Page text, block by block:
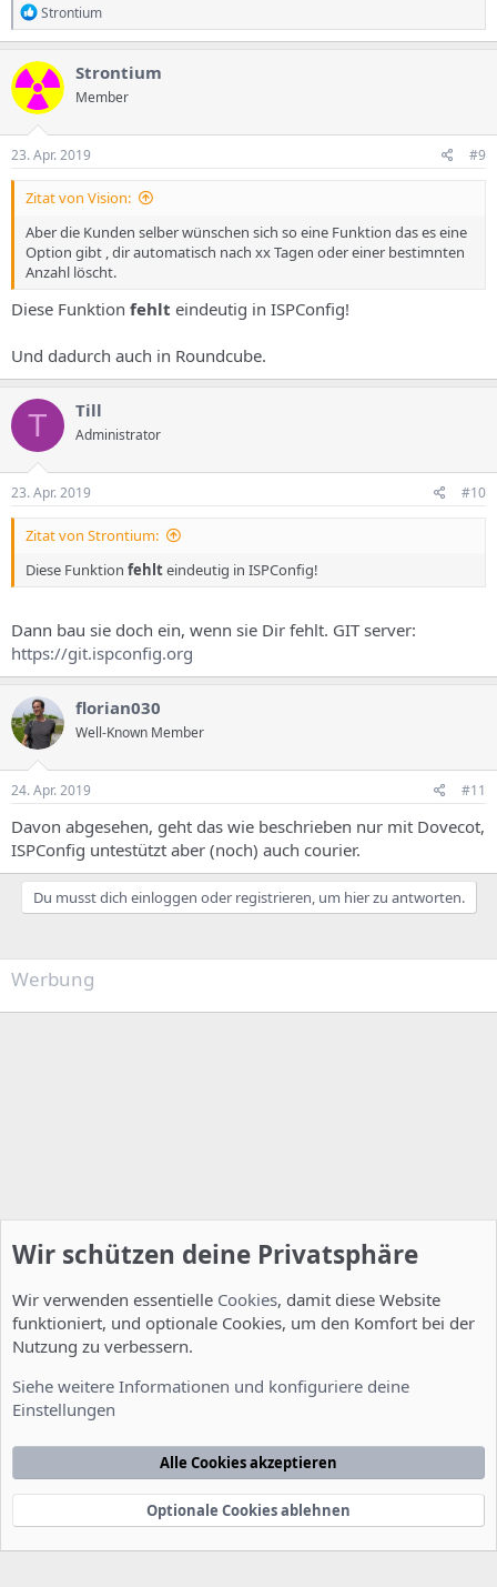
R
e
a
k
t
i
o
n
e
Strontium
Strontium
Member
23. Apr. 2019 #9
Zitat von Vision:
Aber die Kunden selber wünschen sich so eine Funktion das es eine
Option gibt , dir automatisch nach xx Tagen oder einer bestimnten
Anzahl löscht.
Diese Funktion fehlt eindeutig in ISPConfig!
Und dadurch auch in Roundcube.
T Till
Administrator
23. Apr. 2019 #10
Zitat von Strontium:
Diese Funktion fehlteindeutig in ISPConfig!
Dann bau sie doch ein, wenn sie Dir fehlt. GIT server:
https://git.ispconfig.org
florian030
Well-Known Member
24. Apr. 2019 #11
Davon abgesehen, geht das wie beschrieben nur mit Dovecot,
ISPConfig untestützt aber (noch) auch courier.
Du musst dich einloggen oder registrieren, um hier zu antworten.
Werbung
Nutzungsbedingungen Datenschutzerklärung
Startseite
e
Community platform by XenForo® © 2010-2022 XenForo Ltd.
xenDach©2010-2014
Wir schützen deine Privatsphäre
Wir verwenden essentielle Cookies, damit diese Website
funktioniert, und optionale Cookies, um den Komfort bei der
Nutzung zu verbessern.
Siehe weitere Informationen und konfiguriere deine
Einstellungen
Alle Cookies akzeptieren
Optionale Cookies ablehnen